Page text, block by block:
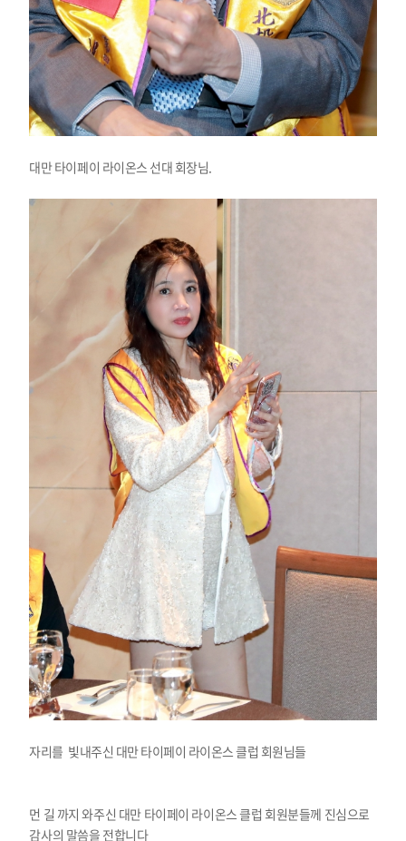
대만 타이페이 라이온스 선대 회장님.
자리를 빛내주신 대만 타이페이 라이온스 클럽 회원님들
먼 길 까지 와주신 대만 타이페이 라이온스 클럽 회원분들께 진심으로
감사의 말씀을 전합니다